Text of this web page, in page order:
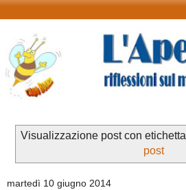
Visualizzazione post con etichetta
post
martedì 10 giugno 2014